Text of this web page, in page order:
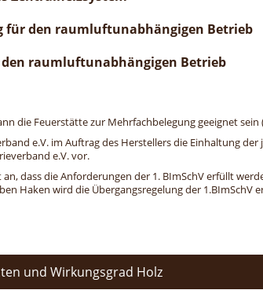
für den raumluftunabhängigen Betrieb
raumluftunabhängigen Betrieb
die Feuerstätte zur Mehrfachbelegung geeignet
e.V. im Auftrag des Herstellers die Einhaltung
e.V. vor.
dass die Anforderungen der 1. BImSchV erfüllt
Haken wird die Übergangsregelung der
und Wirkungsgrad Holz